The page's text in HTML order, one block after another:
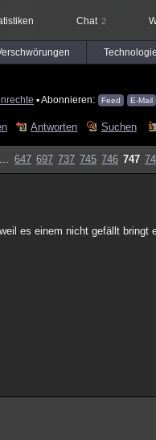
Chat 2
Technologie
▪ Abonnieren: Feed E-Mail
Antworten Suchen
... 647 697 737 745 746 747
es einem nicht gefällt bringt